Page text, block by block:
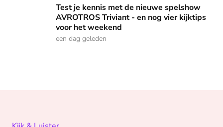
Test je kennis met de nieuwe spelshow AVROTROS
Test je kennis met de nieuwe spelshow
AVROTROS Triviant - en nog vier kijktips
voor het weekend
een dag geleden